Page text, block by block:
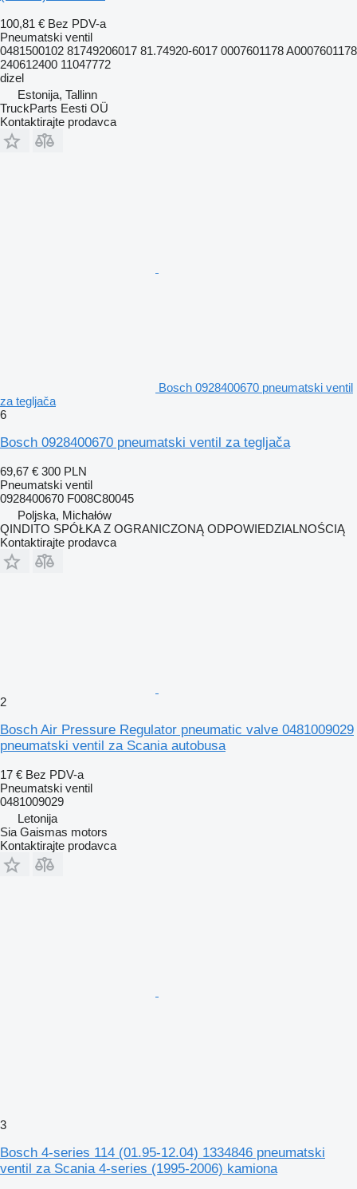
100,81 € Bez PDV-a
Pneumatski ventil
0481500102 81749206017 81.74920-6017 0007601178 A0007601178
240612400 11047772
dizel
Estonija, Tallinn
TruckParts Eesti OÜ
Kontaktirajte prodavca
Bosch 0928400670 pneumatski ventil
za tegljača
6
Bosch 0928400670 pneumatski ventil za tegljača
69,67 € 300 PLN
Pneumatski ventil
0928400670 F008C80045
Poljska, Michałów
QINDITO SPÓŁKA Z OGRANICZONĄ ODPOWIEDZIALNOŚCIĄ
Kontaktirajte prodavca
2
Bosch Air Pressure Regulator pneumatic valve 0481009029
pneumatski ventil za Scania autobusa
17 € Bez PDV-a
Pneumatski ventil
0481009029
Letonija
Sia Gaismas motors
Kontaktirajte prodavca
3
Bosch 4-series 114 (01.95-12.04) 1334846 pneumatski
ventil za Scania 4-series (1995-2006) kamiona